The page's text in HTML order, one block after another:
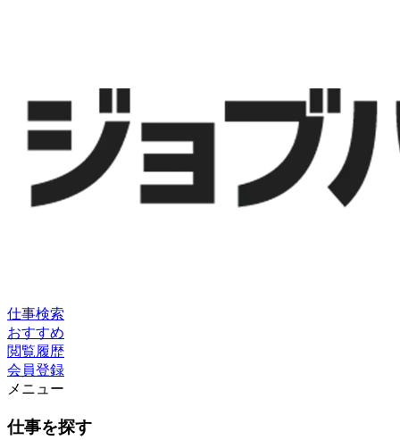
仕事検索
おすすめ
閲覧履歴
会員登録
メニュー
仕事を探す